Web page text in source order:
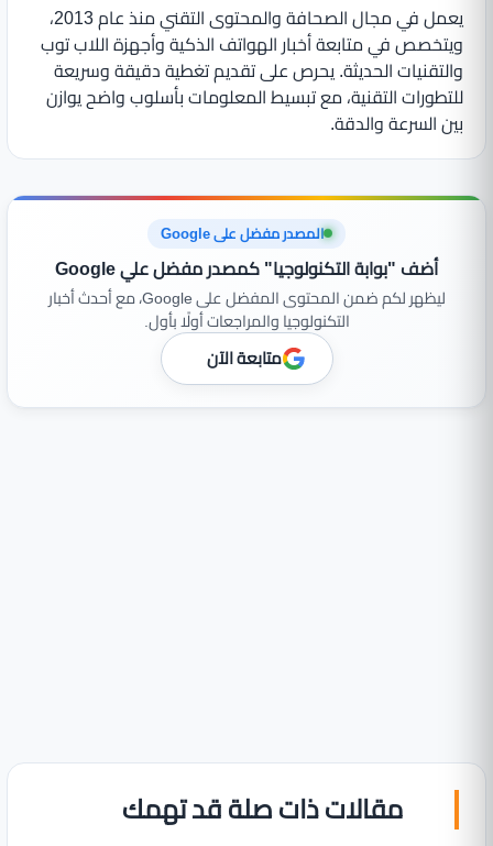
يعمل في مجال الصحافة والمحتوى التقني منذ عام 2013،
ويتخصص في متابعة أخبار الهواتف الذكية وأجهزة اللاب توب
والتقنيات الحديثة. يحرص على تقديم تغطية دقيقة وسريعة
للتطورات التقنية، مع تبسيط المعلومات بأسلوب واضح يوازن
بين السرعة والدقة.
المصدر مفضل على Google
أضف "بوابة التكنولوجيا" كمصدر مفضل علي Google
ليظهر لكم ضمن المحتوى المفضل على Google، مع أحدث أخبار
التكنولوجيا والمراجعات أولًا بأول.
متابعة الآن
مقالات ذات صلة قد تهمك